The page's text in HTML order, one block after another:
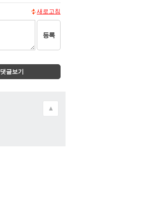
새로고침
등록
댓글보기
▲